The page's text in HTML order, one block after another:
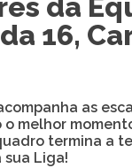
da
16,
as
melhor
termina a
sua Liga!